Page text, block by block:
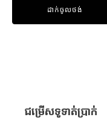
ដាក់ចូលថង់
ជម្រើសទូទាត់ប្រាក់